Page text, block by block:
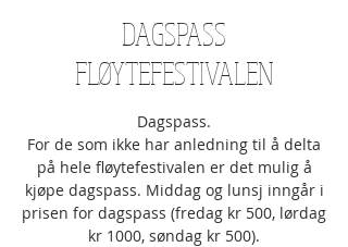
DAGSPASS
FLØYTEFESTIVALEN
Dagspass.
For de som ikke har anledning til å delta
på hele fløytefestivalen er det mulig å
kjøpe dagspass. Middag og lunsj inngår i
prisen for dagspass (fredag kr 500, lørdag
kr 1000, søndag kr 500).